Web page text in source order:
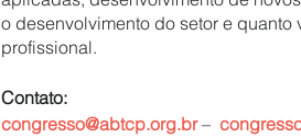
o desenvolvimento do setor e
profissional.
Contato:
congresso@abtcp.org.br–